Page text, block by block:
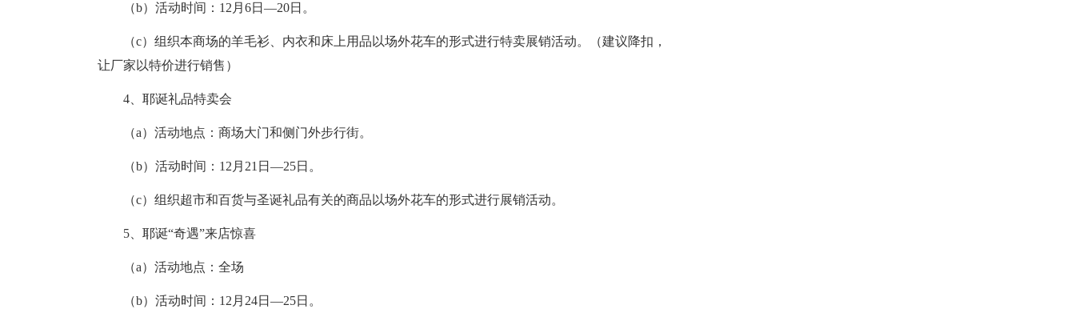
（b）活动时间：12月6日—20日。
（c）组织本商场的羊毛衫、内衣和床上用品以场外花车的形式进行特卖展销活动。（建议降扣，
让厂家以特价进行销售）
4、耶诞礼品特卖会
（a）活动地点：商场大门和侧门外步行街。
（b）活动时间：12月21日—25日。
（c）组织超市和百货与圣诞礼品有关的商品以场外花车的形式进行展销活动。
5、耶诞“奇遇”来店惊喜
（a）活动地点：全场
（b）活动时间：12月24日—25日。